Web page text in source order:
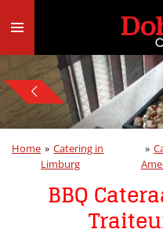
direct
hoofdinhoud
Home » Catering in
Limburg
»
BBQ